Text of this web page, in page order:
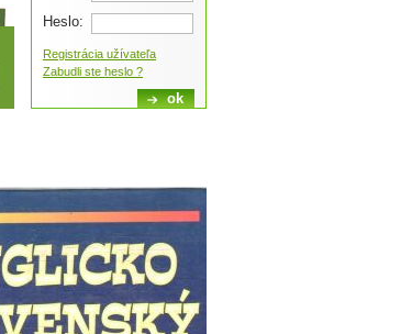
Heslo:
Registrácia užívateľa
Zabudli ste heslo ?